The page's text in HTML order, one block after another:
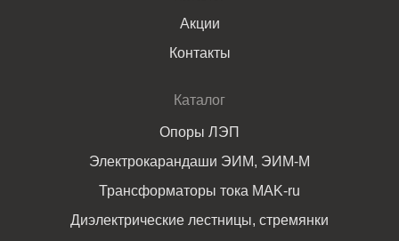
Акции
Контакты
Каталог
Опоры ЛЭП
Электрокарандаши ЭИМ, ЭИМ-М
Трансформаторы тока MAK-ru
Диэлектрические лестницы, стремянки